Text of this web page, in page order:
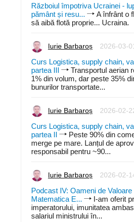
Războiul împotriva Ucrainei -
pământ și resu...
A înfrânt o
să aibă flotă proprie... Ucraina.
Iurie Barbaroș 2026-03-
Curs Logistica, supply chain,
partea III
Transportul aerian
1% din volum, dar peste 35%
bunurilor transportate...
Iurie Barbaroș 2026-02-
Curs Logistica, supply chain,
partea II
Peste 90% din
merge pe mare. Lanțul de
responsabil pentru ~90...
Iurie Barbaroș 2026-02-
Podcast IV: Oameni de
Matematica E...
I-am oferit
imperatorului, imunitatea
salariul ministrului în...